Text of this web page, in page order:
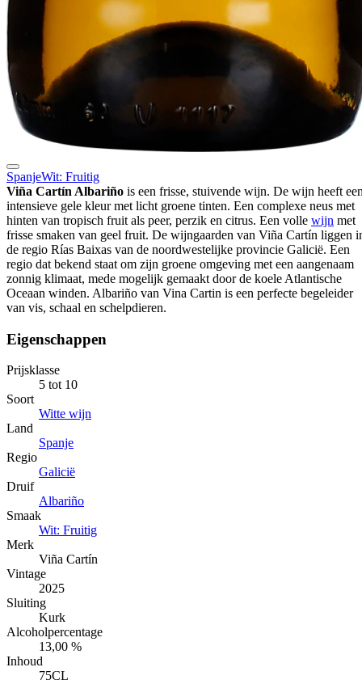
SpanjeWit: Fruitig
Viña Cartín Albariño is een frisse, stuivende wijn. De wijn heeft
intensieve gele kleur met licht groene tinten. Een complexe neus met
hinten van tropisch fruit als peer, perzik en citrus. Een volle wijn met
frisse smaken van geel fruit. De wijngaarden van Viña Cartín liggen
de regio Rías Baixas van de noordwestelijke provincie Galicië. Een
regio dat bekend staat om zijn groene omgeving met een aangenaam
zonnig klimaat, mede mogelijk gemaakt door de koele Atlantische
Oceaan winden. Albariño van Vina Cartin is een perfecte begeleider
van vis, schaal en schelpdieren.
Eigenschappen
Prijsklasse
5 tot 10
Soort
Witte wijn
Land
Spanje
Regio
Galicië
Druif
Albariño
Smaak
Wit: Fruitig
Merk
Viña Cartín
Vintage
2025
Sluiting
Kurk
Alcoholpercentage
13,00 %
Inhoud
75CL